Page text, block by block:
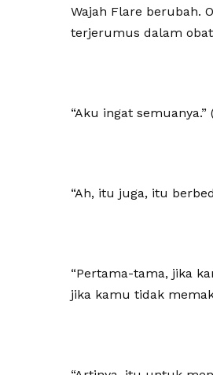
Wajah Flare berubah.
terjerumus dalam
“Aku ingat semuanya.”
“Ah, itu juga, itu
“Pertama-tama, jika
jika kamu tidak